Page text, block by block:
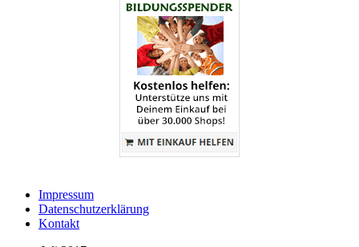
Impressum
Datenschutzerklärung
Kontakt